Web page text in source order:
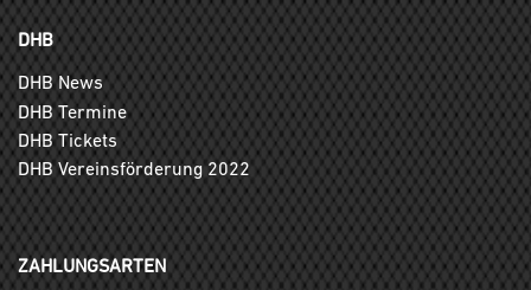
DHB
DHB News
DHB Termine
DHB Tickets
DHB Vereinsförderung 2022
ZAHLUNGSARTEN